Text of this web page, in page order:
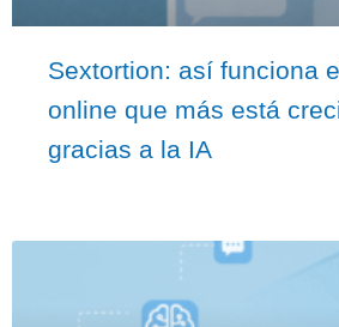
Sextortion: así funciona
online que más está
gracias a la IA